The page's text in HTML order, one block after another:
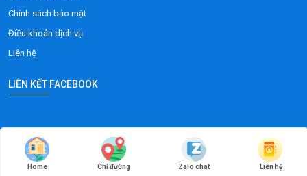
Chính sách bảo mật
Điều khoản dịch vụ
Liên hệ
LIÊN KẾT FACEBOOK
Copyright 2025 © phuongnamvina | Design Web: Phuong Nam Vina
Home Chỉ đường Zalo chat Liên hệ